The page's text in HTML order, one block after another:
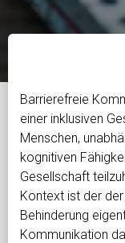
Barrierefreie
einer inklusiven
Menschen,
kognitiven
Gesellschaft
Kontext ist der
Behinderung
Kommunikation